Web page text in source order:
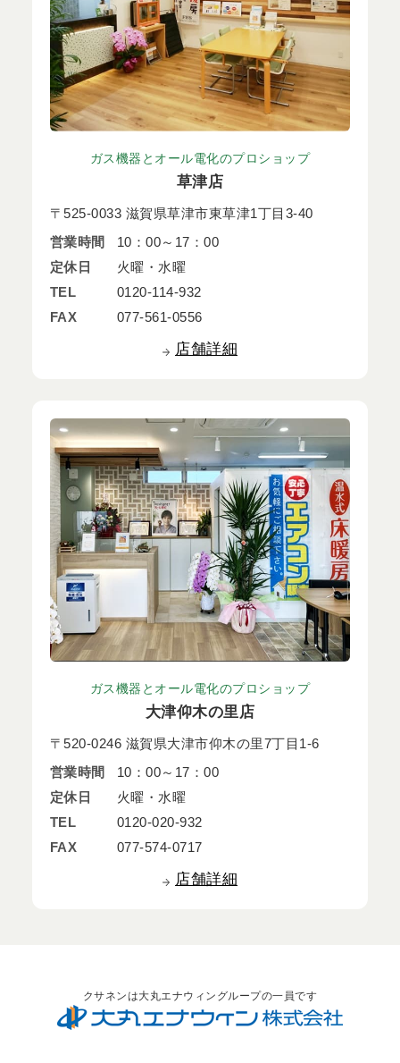
ガス機器とオール電化のプロショップ
草津店
〒525-0033 滋賀県草津市東草津1丁目3-40
営業時間
10：00～17：00
定休日
火曜・水曜
TEL
0120-114-932
FAX
077-561-0556
店舗詳細
ガス機器とオール電化のプロショップ
大津仰木の里店
〒520-0246 滋賀県大津市仰木の里7丁目1-6
営業時間
10：00～17：00
定休日
火曜・水曜
TEL
0120-020-932
FAX
077-574-0717
店舗詳細
クサネンは大丸エナウィングループの一員です